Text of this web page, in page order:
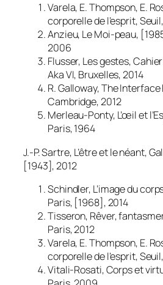
Varela, E. Thompson, E.
corporelle de l’esprit,
Anzieu, Le Moi-peau,
2006
Flusser, Les gestes,
Aka VI, Bruxelles, 2014
R. Galloway,The
Cambridge, 2012
Merleau-Ponty, L’œil et
Paris, 1964
J.-P. Sartre, L’être et le néant,
[1943], 2012
Schindler, L’image du
Paris, [1968], 2014
Tisseron, Rêver,
Paris, 2012
Varela, E. Thompson, E.
corporelle de l’esprit,
Vitali-Rosati,Corps et